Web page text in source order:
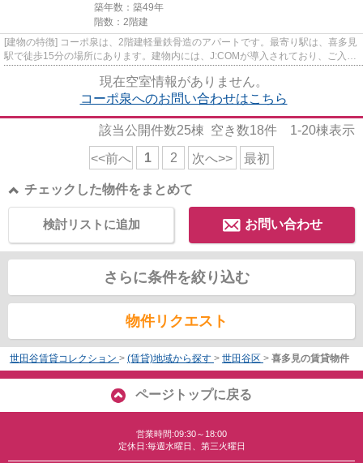
築年数：築49年
階数：2階建
[建物の特徴] コーポ泉は、2階建軽量鉄骨造のアパートです。最寄り駅は、喜多見
駅で徒歩15分の場所にあります。建物内には、J:COMが導入されており、ご入居
者される方のご契約は必要で...
現在空室情報がありません。
コーポ泉へのお問い合わせはこちら
該当公開件数25棟 空き数18件 1-20棟表示
<<前へ 1 2 次へ>> 最初
チェックした物件をまとめて
お問い合わせ
検討リストに追加
さらに条件を絞り込む
物件リクエスト
世田谷賃貸コレクション > (賃貸)地域から探す > 世田谷区 > 喜多見の賃貸物件
ページトップに戻る
営業時間:09:30～18:00
定休日:毎週水曜日、第三火曜日